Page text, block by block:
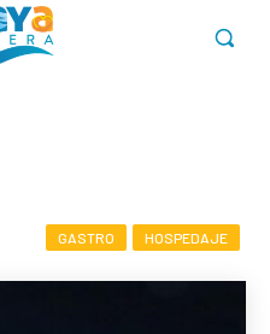
GASTRO HOSPEDAJE